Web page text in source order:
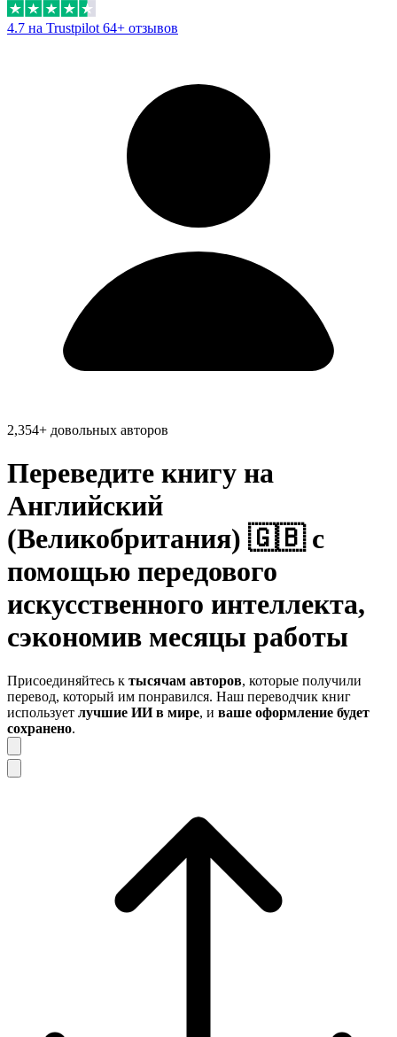
4.7 на Trustpilot 64+ отзывов
2,354+ довольных авторов
Переведите книгу на
Английский
(Великобритания) 🇬🇧с
помощью передового
искусственного интеллекта,
сэкономив месяцы работы
Присоединяйтесь к тысячам авторов, которые получили
перевод, который им понравился. Наш переводчик книг
использует лучшие ИИ в мире, и ваше оформление будет
сохранено.